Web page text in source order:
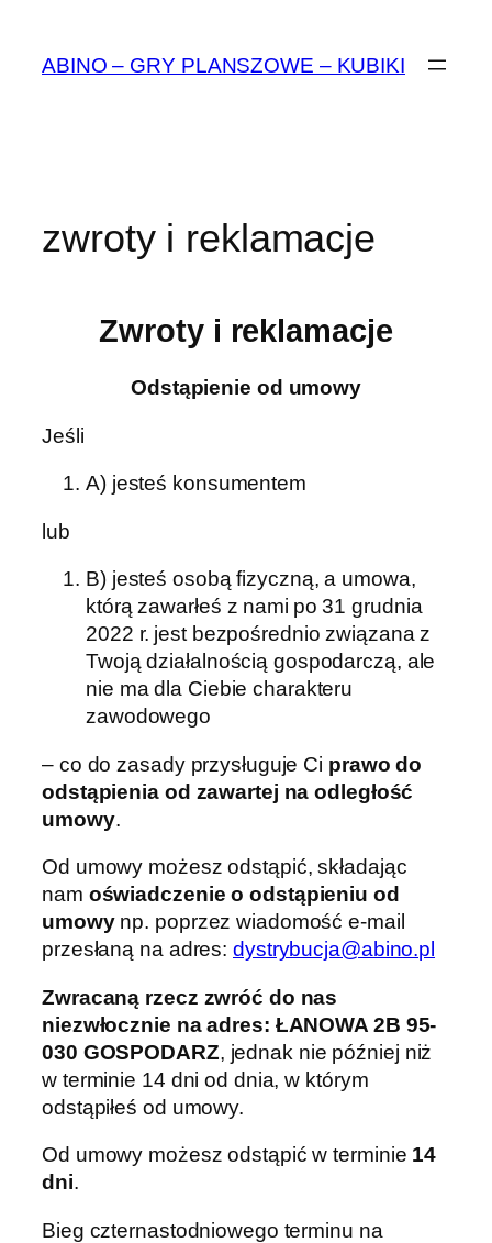
treściABINO – GRY PLANSZOWE – KUBIKI
zwroty i reklamacje
Zwroty i reklamacje
Odstąpienie od umowy
Jeśli
A) jesteś konsumentem
lub
B) jesteś osobą fizyczną, a umowa,
którą zawarłeś z nami po 31 grudnia
2022 r. jest bezpośrednio związana z
Twoją działalnością gospodarczą, ale
nie ma dla Ciebie charakteru
zawodowego
– co do zasady przysługuje Ci prawo do
odstąpienia od zawartej na odległość
umowy.
Od umowy możesz odstąpić, składając
nam oświadczenie o odstąpieniu od
umowynp. poprzez wiadomość e-mail
przesłaną na adres: dystrybucja@abino.pl
Zwracaną rzecz zwróć do nas
niezwłocznie na adres: ŁANOWA 2B 95-
030 GOSPODARZ, jednak nie później niż
w terminie 14 dni od dnia, w którym
odstąpiłeś od umowy.
Od umowy możesz odstąpić w terminie 14
dni.
Bieg czternastodniowego terminu na